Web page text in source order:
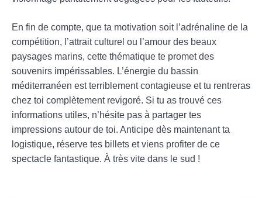
En fin de compte, que ta motivation soit l’adrénaline de la
compétition, l’attrait culturel ou l’amour des beaux
paysages marins, cette thématique te promet des
souvenirs impérissables. L’énergie du bassin
méditerranéen est terriblement contagieuse et tu rentreras
chez toi complètement revigoré. Si tu as trouvé ces
informations utiles, n’hésite pas à partager tes
impressions autour de toi. Anticipe dès maintenant ta
logistique, réserve tes billets et viens profiter de ce
spectacle fantastique. À très vite dans le sud !